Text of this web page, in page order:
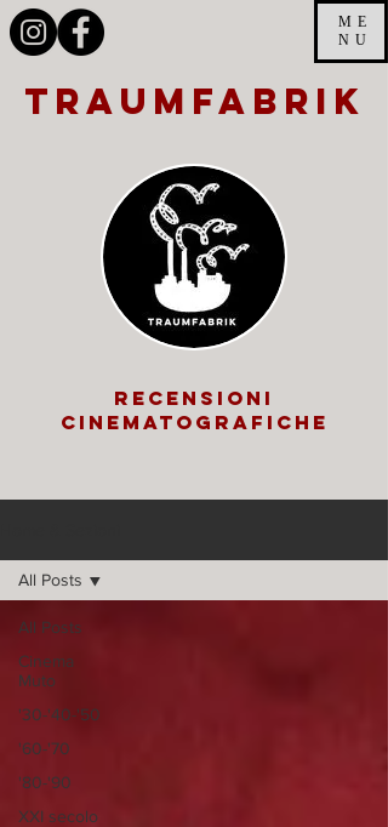
traumfabrik
recensioni
cinematografiche
ME
NU
All Posts
Cinema
Muto
'30-'40-'50
'60-'70
'80-'90
XXI secolo
All Posts